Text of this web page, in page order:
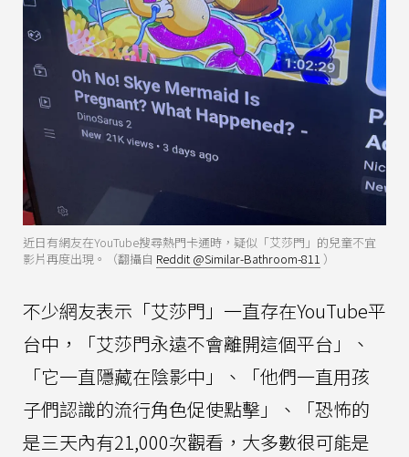
近日有網友在YouTube搜尋熱門卡通時，疑似「艾莎門」的兒童不宜
影片再度出現。（翻攝自 Reddit @Similar-Bathroom-811 ）
不少網友表示「艾莎門」一直存在YouTube平
台中，「艾莎門永遠不會離開這個平台」、
「它一直隱藏在陰影中」、「他們一直用孩
子們認識的流行角色促使點擊」、「恐怖的
是三天內有21,000次觀看，大多數很可能是